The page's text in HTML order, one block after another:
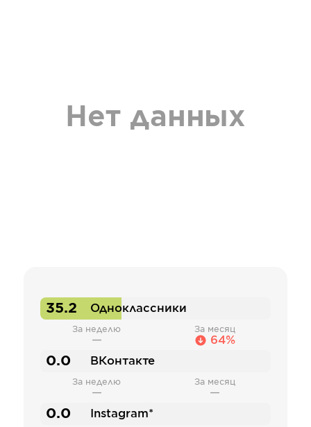
Нет данных
35.2 Одноклассники
За неделю
—
За месяц
64%
0.0 ВКонтакте
За неделю
—
За месяц
—
0.0 Instagram*